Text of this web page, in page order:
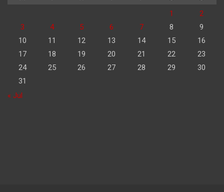
1
2
3
4 5 6 7 8
9
10
11 12 13 14 15
16
17
18 19 20 21 22
23
24
25 26 27 28 29
30
31
« Jul